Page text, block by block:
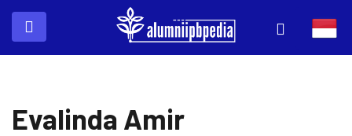
Evalinda Amir